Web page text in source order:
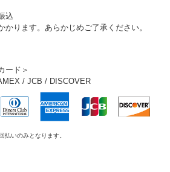
込
かります。あらかじめご了承ください。
ード＞
/ JCB / DISCOVER
いのみとなります。